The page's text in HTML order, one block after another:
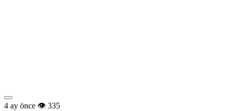
4 ay önce 335